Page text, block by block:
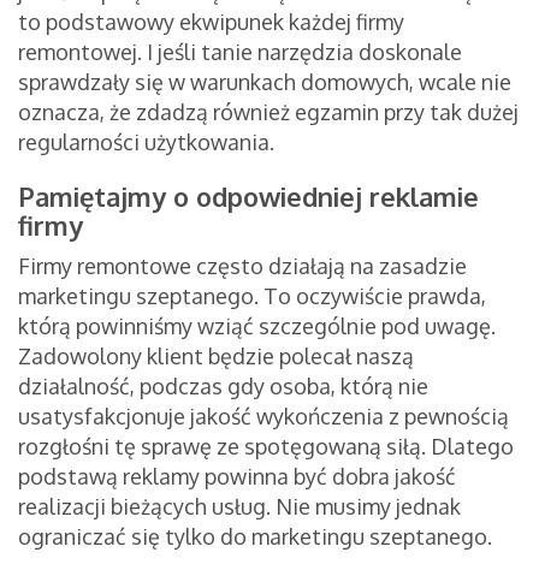
to podstawowy ekwipunek każdej firmy
remontowej. I jeśli tanie narzędzia doskonale
sprawdzały się w warunkach domowych, wcale nie
oznacza, że zdadzą również egzamin przy tak dużej
regularności użytkowania.
Pamiętajmy o odpowiedniej reklamie
firmy
Firmy remontowe często działają na zasadzie
marketingu szeptanego. To oczywiście prawda,
którą powinniśmy wziąć szczególnie pod uwagę.
Zadowolony klient będzie polecał naszą
działalność, podczas gdy osoba, którą nie
usatysfakcjonuje jakość wykończenia z pewnością
rozgłośni tę sprawę ze spotęgowaną siłą. Dlatego
podstawą reklamy powinna być dobra jakość
realizacji bieżących usług. Nie musimy jednak
ograniczać się tylko do marketingu szeptanego.